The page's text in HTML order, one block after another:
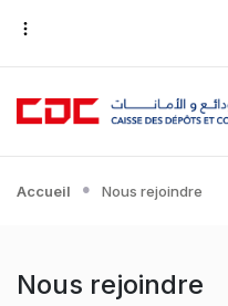
Accueil Nous rejoindre
Nous rejoindre